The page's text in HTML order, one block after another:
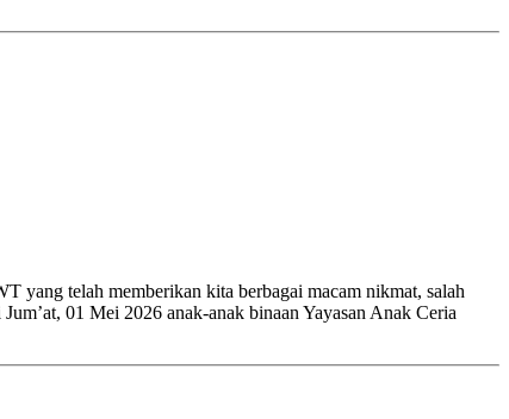
telah memberikan kita berbagai macam nikmat, salah
01 Mei 2026 anak-anak binaan Yayasan Anak Ceria